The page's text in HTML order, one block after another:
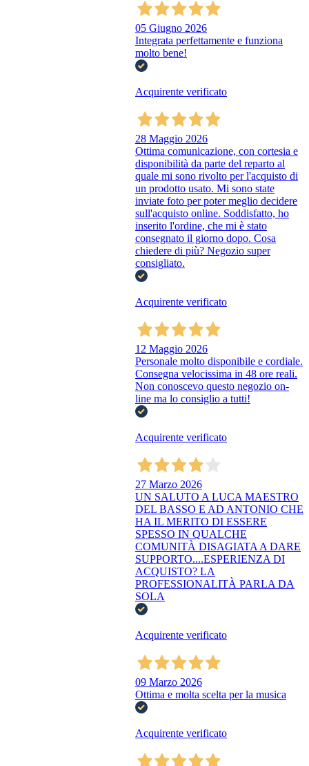
05 Giugno 2026
Integrata perfettamente e funziona
molto bene!
Acquirente verificato
28 Maggio 2026
Ottima comunicazione, con cortesia e
disponibilità da parte del reparto al
quale mi sono rivolto per l'acquisto di
un prodotto usato. Mi sono state
inviate foto per poter meglio decidere
sull'acquisto online. Soddisfatto, ho
inserito l'ordine, che mi è stato
consegnato il giorno dopo. Cosa
chiedere di più? Negozio super
consigliato.
Acquirente verificato
12 Maggio 2026
Personale molto disponibile e cordiale.
Consegna velocissima in 48 ore reali.
Non conoscevo questo negozio on-
line ma lo consiglio a tutti!
Acquirente verificato
27 Marzo 2026
UN SALUTO A LUCA MAESTRO
DEL BASSO E AD ANTONIO CHE
HA IL MERITO DI ESSERE
SPESSO IN QUALCHE
COMUNITÀ DISAGIATA A DARE
SUPPORTO....ESPERIENZA DI
ACQUISTO? LA
PROFESSIONALITÀ PARLA DA
SOLA
Acquirente verificato
09 Marzo 2026
Ottima e molta scelta per la musica
Acquirente verificato